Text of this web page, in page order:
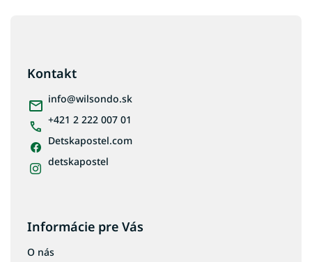
Kontakt
info@wilsondo.sk
+421 2 222 007 01
Detskapostel.com
detskapostel
Informácie pre Vás
O nás